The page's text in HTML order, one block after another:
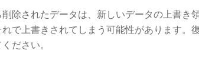
除されたデータは、新しいデータの上書き
で上書きされてしまう可能性があります。
ださい。